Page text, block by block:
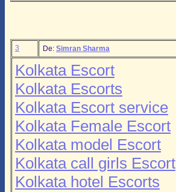
3 De: Simran Sharma
Kolkata Escort
Kolkata Escorts
Kolkata Escort service
Kolkata Female Escort
Kolkata model Escort
Kolkata call girls Escort
Kolkata hotel Escorts